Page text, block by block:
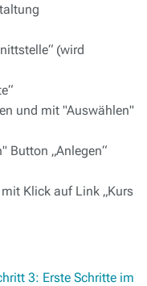
(wird
und mit "Auswählen"
Button „Anlegen“
Klick auf Link „Kurs
3: Erste Schritte im